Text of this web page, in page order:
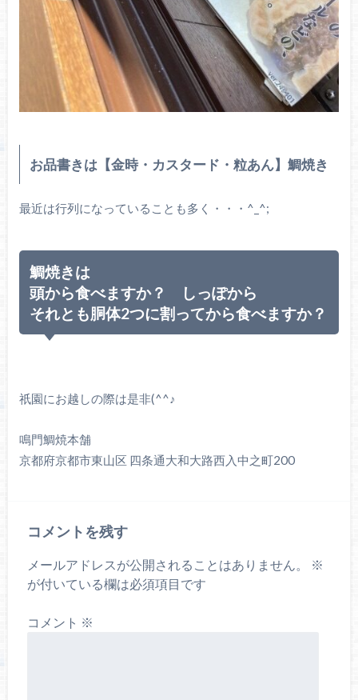
お品書きは【金時・カスタード・粒あん】鯛焼き
最近は行列になっていることも多く・・・^_^;
鯛焼きは
頭から食べますか？ しっぽから
それとも胴体2つに割ってから食べますか？
祇園にお越しの際は是非(^^♪
鳴門鯛焼本舗
京都府京都市東山区 四条通大和大路西入中之町200
コメントを残す
メールアドレスが公開されることはありません。
※
が付いている欄は必須項目です
コメント ※